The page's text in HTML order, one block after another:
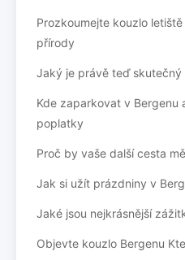
Prozkoumejte kouzlo
přírody
Jaký je právě teď skutečný
Kde zaparkovat v
poplatky
Proč by vaše další cesta
Jak si užít prázdniny v
Jaké jsou nejkrásnější
Objevte kouzlo Bergenu